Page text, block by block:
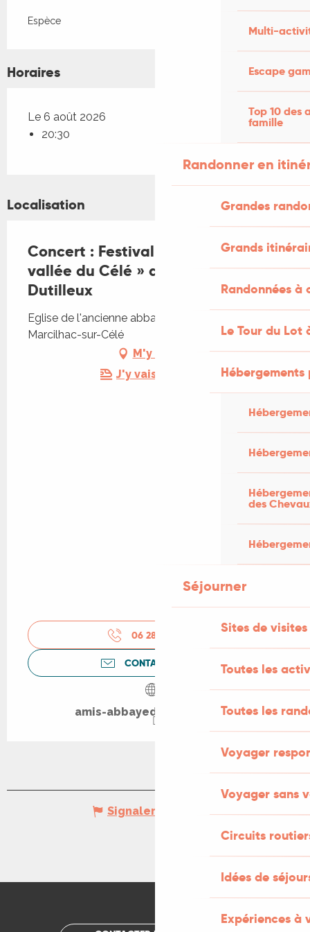
Multi-
Escape
Top 10 des
famille
Randonner en
Grandes
Grands
Randonnées
Le Tour du Lot
des
Séjourner
Sites de visites
Toutes les
Toutes les
Voyager
Voyager sans
Circuits
Idées de
Expériences à
Espèce
Horaires
Le 6 août 2026
20:30
Localisation
Concert : Festival « Quatuors en
vallée du Célé » avec le Quatuor
Dutilleux
Eglise de l'ancienne abbaye de Marcilhac, 46160
Marcilhac-sur-Célé
M'y rendre
J'y vais en train !
06 28 05 07
CONTACTEZ-NOUS
amis-abbayedemarcilhac.fr
Signaler une erreur